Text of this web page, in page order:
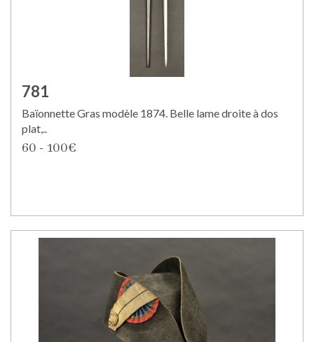
781
Baïonnette Gras modèle 1874. Belle lame droite à dos
plat,..
60 - 100€